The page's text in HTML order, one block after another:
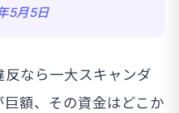
5月5日
反なら一大スキャンダ
額、その資金はどこか